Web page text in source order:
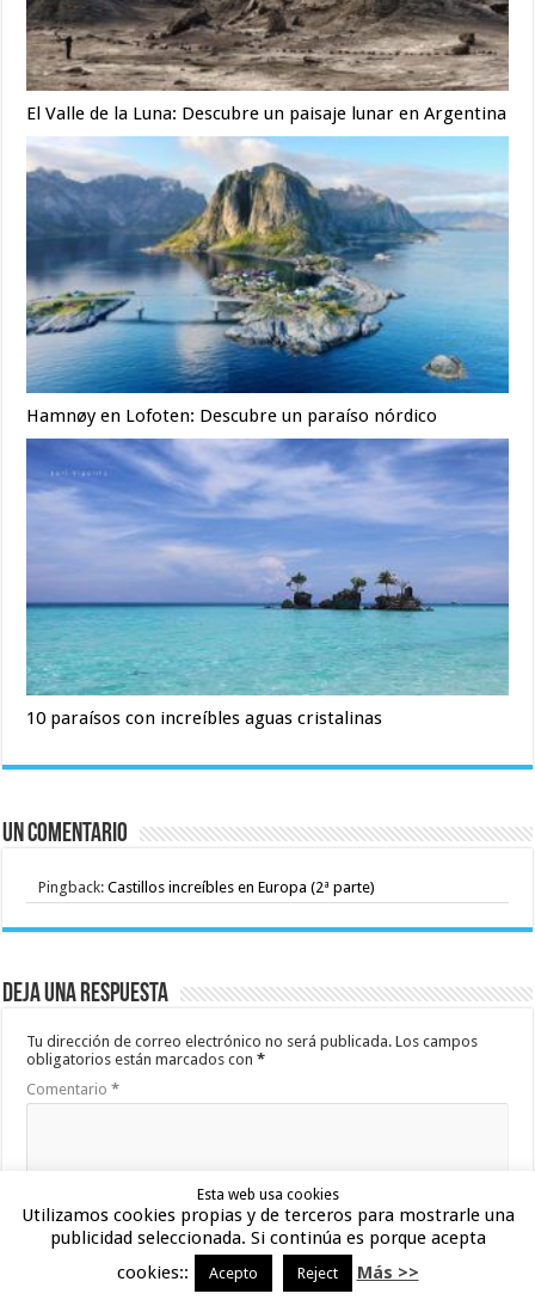
El Valle de la Luna: Descubre un paisaje lunar en Argentina
Hamnøy en Lofoten: Descubre un paraíso nórdico
10 paraísos con increíbles aguas cristalinas
Un comentario
Pingback:Castillos increíbles en Europa (2ª parte)
Deja una respuesta
Tu dirección de correo electrónico no será publicada. Los campos
obligatorios están marcados con*
Comentario*
Esta web usa cookies
Utilizamos cookies propias y de terceros para mostrarle una
publicidad seleccionada. Si continúa es porque acepta
cookies::
Acepto Reject Más >>